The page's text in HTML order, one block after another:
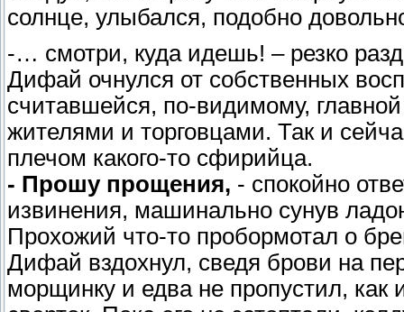
солнце, улыбался, подобно
-… смотри, куда идешь! – резко
Дифай очнулся от собственных
считавшейся, по-видимому,
жителями и торговцами. Так и
плечом какого-то сфирийца.
- Прошу прощения, - спокойно
извинения, машинально сунув
Прохожий что-то пробормотал о
Дифай вздохнул, сведя брови на
морщинку и едва не пропустил,